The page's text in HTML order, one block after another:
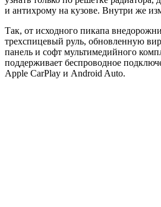
и антихрому на кузове. Внутри же
Так, от исходного пикапа
трехспицевый руль, обновленную
панель и софт мультимедийного
поддерживает беспроводное
Apple CarPlay и Android Auto.